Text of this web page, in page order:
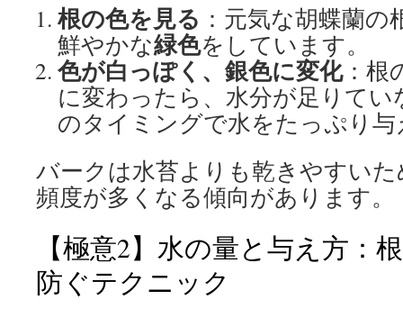
根の色を見る ：元気な胡蝶蘭
鮮やかな緑色をしています。
色が白っぽく、銀色に変化：根
に変わったら、水分が足りて
のタイミングで水をたっぷり
バークは水苔よりも乾きやすい
頻度が多くなる傾向があります。
【極意2】水の量と与え方：
防ぐテクニック